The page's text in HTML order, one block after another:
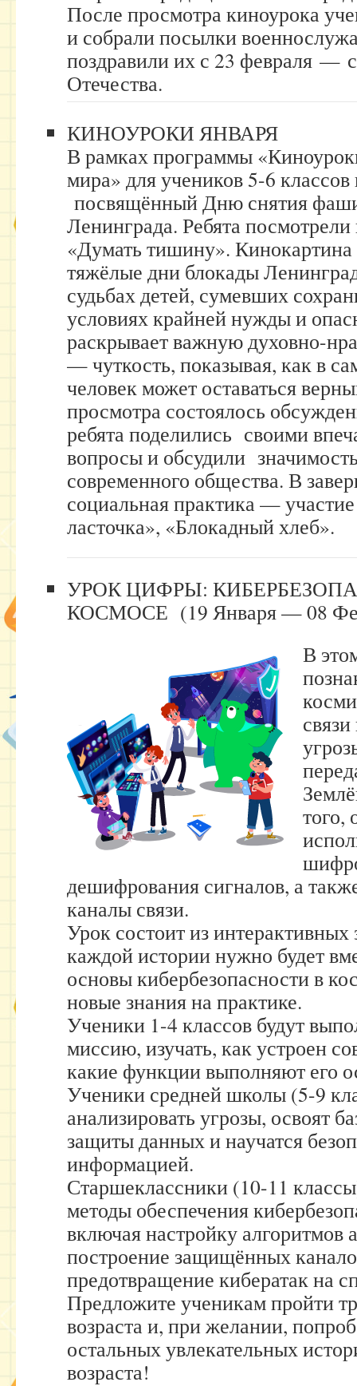
После просмотра киноурока
и собрали посылки
поздравили их с 23 февраля —
Отечества.
КИНОУРОКИ ЯНВАРЯ
В рамках программы
мира» для учеников 5-6
посвящённый Дню снятия
Ленинграда. Ребята
«Думать тишину». Кинокартина
тяжёлые дни блокады
судьбах детей, сумевших
условиях крайней нужды и
раскрывает важную духовно-
— чуткость, показывая, как в
человек может оставаться
просмотра состоялось
ребята поделились своими
вопросы и обсудили
современного общества. В
социальная практика —
ласточка», «Блокадный хлеб».
УРОК ЦИФРЫ:
КОСМОСЕ (19 Января — 08
В
того,
дешифрования сигналов, а
каналы связи.
Урок состоит из
каждой истории нужно будет
основы кибербезопасности в
новые знания на практике.
Ученики 1-4 классов будут
миссию, изучать, как устроен
какие функции выполняют его
Ученики средней школы (5-9
анализировать угрозы, освоят
защиты данных и научатся
информацией.
Старшеклассники (10-11
методы обеспечения
включая настройку алгоритмов
построение защищённых
предотвращение кибератак на
Предложите ученикам пройти
возраста и, при желании,
остальных увлекательных
возраста!